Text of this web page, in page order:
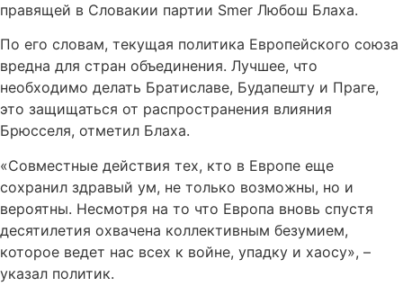
правящей в Словакии партии Smer Любош Блаха.
По его словам, текущая политика Европейского союза
вредна для стран объединения. Лучшее, что
необходимо делать Братиславе, Будапешту и Праге,
это защищаться от распространения влияния
Брюсселя, отметил Блаха.
«Совместные действия тех, кто в Европе еще
сохранил здравый ум, не только возможны, но и
вероятны. Несмотря на то что Европа вновь спустя
десятилетия охвачена коллективным безумием,
которое ведет нас всех к войне, упадку и хаосу», –
указал политик.